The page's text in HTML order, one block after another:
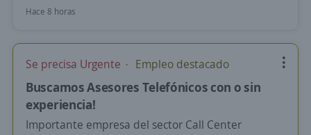
Hace 8 horas
Se precisa Urgente Empleo destacado
Buscamos Asesores Telefónicos con o sin
experiencia!
Importante empresa del sector Call Center